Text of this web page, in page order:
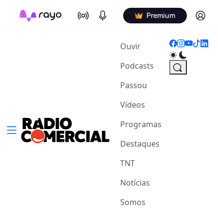
On Air Podcasts Premium Log in
Ouvir(current)
Podcasts
Passou
Vídeos
Programas
Destaques
TNT
Notícias
Somos